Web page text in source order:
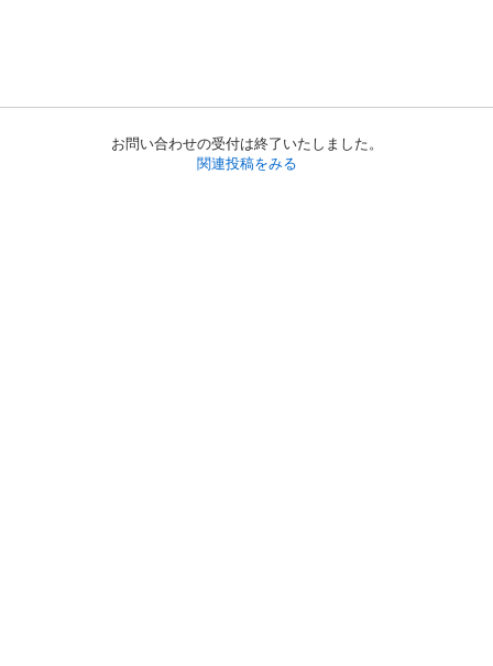
お問い合わせの受付は終了いたしました。
関連投稿をみる